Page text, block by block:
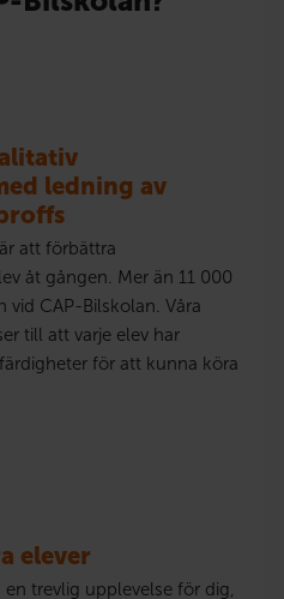
ledning av
att förbättra
åt gången. Mer än 11 000
vid CAP-Bilskolan. Våra
till att varje elev har
för att kunna köra
elever
trevlig upplevelse för dig,